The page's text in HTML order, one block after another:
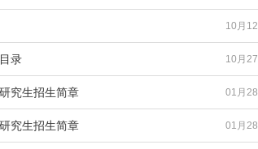
10月12
10月27
录
01月28
究生招生简章
01月28
究生招生简章